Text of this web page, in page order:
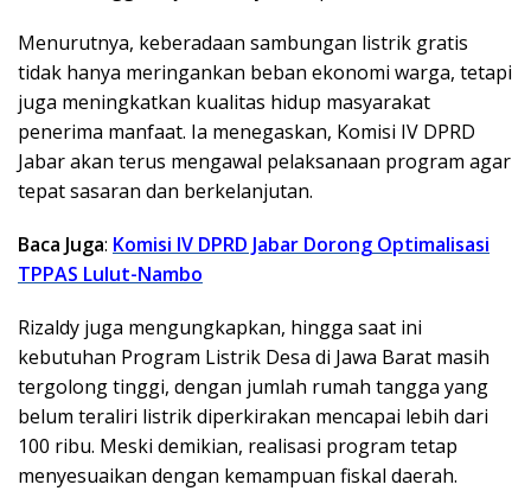
Menurutnya, keberadaan sambungan listrik gratis
tidak hanya meringankan beban ekonomi warga, tetapi
juga meningkatkan kualitas hidup masyarakat
penerima manfaat. Ia menegaskan, Komisi IV DPRD
Jabar akan terus mengawal pelaksanaan program agar
tepat sasaran dan berkelanjutan.
Baca Juga: Komisi IV DPRD Jabar Dorong Optimalisasi
TPPAS Lulut-Nambo
Rizaldy juga mengungkapkan, hingga saat ini
kebutuhan Program Listrik Desa di Jawa Barat masih
tergolong tinggi, dengan jumlah rumah tangga yang
belum teraliri listrik diperkirakan mencapai lebih dari
100 ribu. Meski demikian, realisasi program tetap
menyesuaikan dengan kemampuan fiskal daerah.